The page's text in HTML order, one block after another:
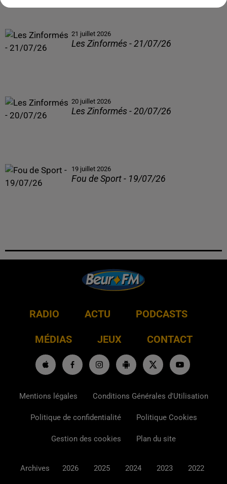
21 juillet 2026
Les Zinformés - 21/07/26
20 juillet 2026
Les Zinformés - 20/07/26
19 juillet 2026
Fou de Sport - 19/07/26
RADIO ACTU PODCASTS
MÉDIAS JEUX CONTACT
Mentions légales Conditions Générales d'Utilisation
Politique de confidentialité Politique Cookies
Gestion des cookies Plan du site
Archives 2026 2025 2024 2023 2022